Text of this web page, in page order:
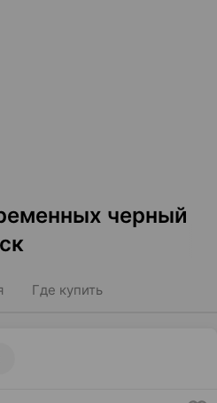
черный
Где купить